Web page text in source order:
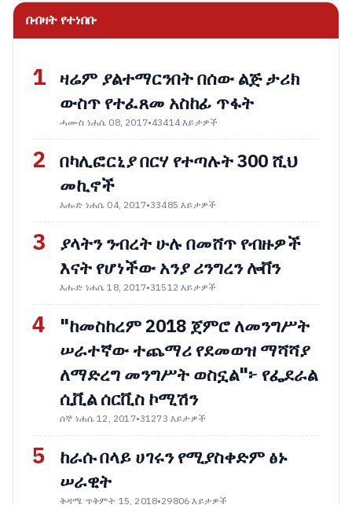
በብዛት የተነበቡ
1 ዛሬም ያልተማርንበት በሰው ልጅ ታሪክ
ውስጥ የተፈጸመ አስከፊ ጥፋት
ሓሙስ ነሐሴ 08, 2017•43414 እይታዎች
2 በካሊፎርኒያ በርሃ የተጣሉት 300 ሺህ
መኪኖች
እሑድ ነሐሴ 04, 2017•33485 እይታዎች
3
ያላትን ንብረት ሁሉ በመሸጥ የብዙዎች
እናት የሆነችው አንያ ሪንግረን ሎቨን
እሑድ ነሐሴ 18, 2017•31512 እይታዎች
4
"ከመስከረም 2018 ጀምሮ ለመንግሥት
ሠራተኛው ተጨማሪ የደመወዝ ማሻሻያ
ለማድረግ መንግሥት ወስኗል"፦ የፌደራል
ሲቪል ሰርቪስ ኮሚሽን
ሰኞ ነሐሴ 12, 2017•31273 እይታዎች
5
ከራሱ በላይ ሀገሩን የሚያስቀድም ፅኑ
ሠራዊት
ቅዳሜ ጥቅምት 15, 2018•29806 እይታዎች